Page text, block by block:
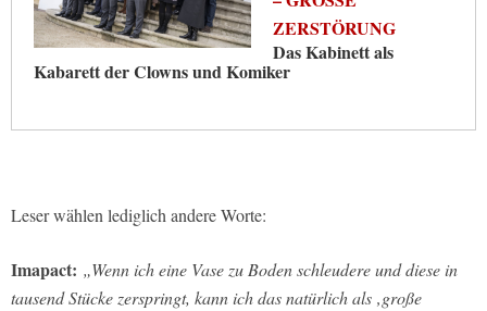
RSTÖRUNG
Das Kabinett als
Kabarett der Clowns und Komiker
Leser wählen lediglich andere Worte:
Imapact: „Wenn ich eine Vase zu Boden schleudere und diese in
tausend Stücke zerspringt, kann ich das natürlich als ‚große